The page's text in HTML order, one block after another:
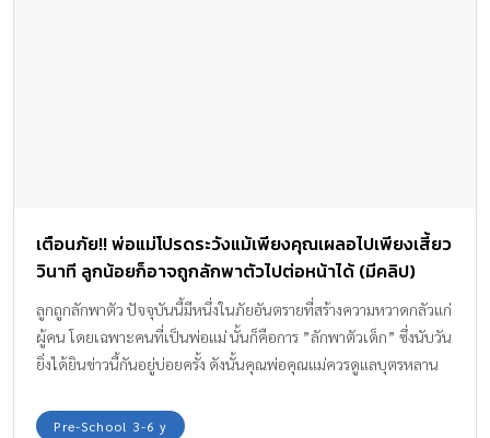
เตือนภัย!! พ่อแม่โปรดระวังแม้เพียงคุณเผลอไปเพียงเสี้ยว
วินาที ลูกน้อยก็อาจถูกลักพาตัวไปต่อหน้าได้ (มีคลิป)
พร้อมเผยกลวิธีของ “แก๊งลักเด็ก” ที่มักใช้ในปัจจุบัน
ลูกถูกลักพาตัว ปัจจุบันนี้มีหนึ่งในภัยอันตรายที่สร้างความหวาดกลัวแก่
ผู้คน โดยเฉพาะคนที่เป็นพ่อแม่ นั้นก็คือการ ”ลักพาตัวเด็ก” ซึ่งนับวัน
ยิ่งได้ยินข่าวนี้กันอยู่บ่อยครั้ง ดังนั้นคุณพ่อคุณแม่ควรดูแลบุตรหลาน
ระวัง ลูกถูกลักพาตัว ต่อหน้าต่อตา แต่ถึงแม้บางสถานที่ที่คุณพ่อคุณแม่
Pre-School 3-6 y